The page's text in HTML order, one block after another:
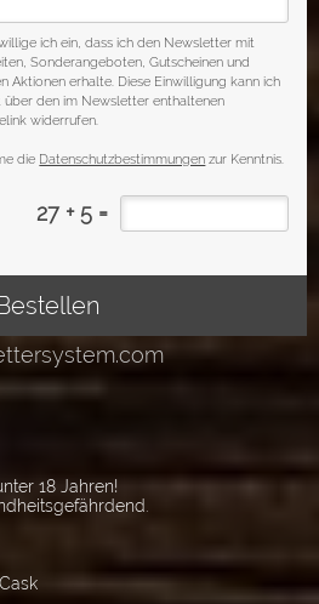
18 Jahren!